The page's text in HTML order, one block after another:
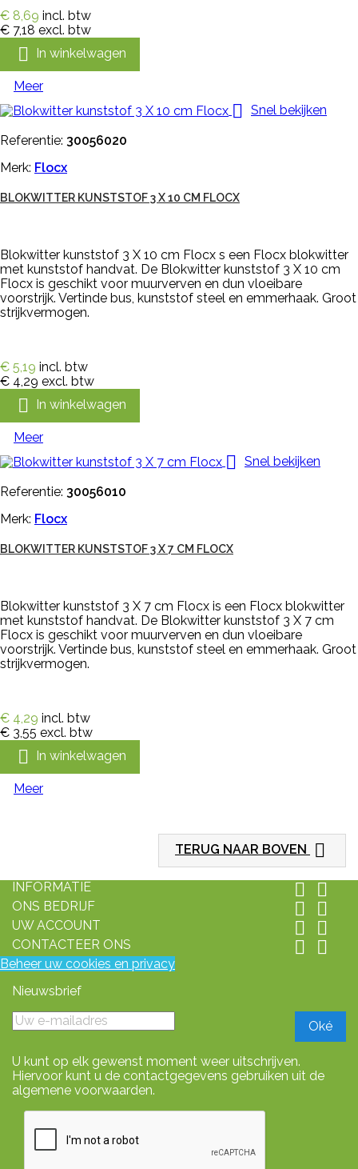
€ 8,69 incl. btw
€ 7,18 excl. btw
 In winkelwagen
Meer
 Snel bekijken
Referentie: 30056020
Merk: Flocx
BLOKWITTER KUNSTSTOF 3 X 10 CM FLOCX
Blokwitter kunststof 3 X 10 cm Flocx s een Flocx blokwitter
met kunststof handvat. De Blokwitter kunststof 3 X 10 cm
Flocx is geschikt voor muurverven en dun vloeibare
voorstrijk. Vertinde bus, kunststof steel en emmerhaak. Groot
strijkvermogen.
€ 5,19 incl. btw
€ 4,29 excl. btw
 In winkelwagen
Meer
 Snel bekijken
Referentie: 30056010
Merk: Flocx
BLOKWITTER KUNSTSTOF 3 X 7 CM FLOCX
Blokwitter kunststof 3 X 7 cm Flocx is een Flocx blokwitter
met kunststof handvat. De Blokwitter kunststof 3 X 7 cm
Flocx is geschikt voor muurverven en dun vloeibare
voorstrijk. Vertinde bus, kunststof steel en emmerhaak. Groot
strijkvermogen.
€ 4,29 incl. btw
€ 3,55 excl. btw
 In winkelwagen
Meer
TERUG NAAR BOVEN 
INFORMATIE  
ONS BEDRIJF  
UW ACCOUNT  
CONTACTEER ONS  
Beheer uw cookies en privacy
Nieuwsbrief
U kunt op elk gewenst moment weer uitschrijven.
Hiervoor kunt u de contactgegevens gebruiken uit de
algemene voorwaarden.